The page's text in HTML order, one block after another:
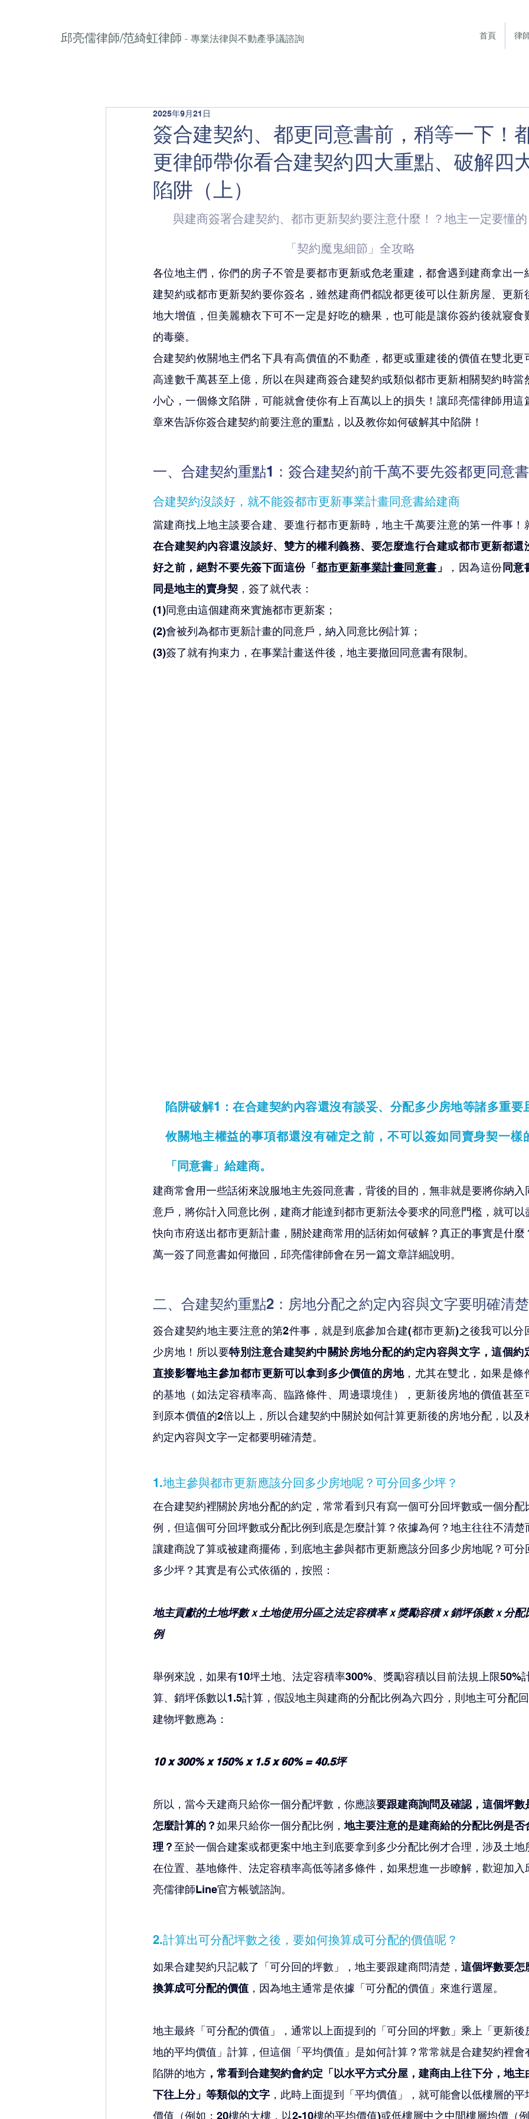
邱亮儒律師/范綺虹律師 - 專業法律與不動產爭議諮詢 首頁 律
簽合建契約、都更同意書前，稍等一下！
更律師帶你看合建契約四大重點、破解四
陷阱（上）
2025年9月21日
與建商簽署合建契約、都市更新契約要注意什麼！？地主一定要懂的
「契約魔鬼細節」全攻略
各位地主們，你們的房子不管是要都市更新或危老重建，都會遇到建商拿出一
建契約或都市更新契約要你簽名，雖然建商們都說都更後可以住新房屋、更新
地大增值，但美麗糖衣下可不一定是好吃的糖果，也可能是讓你簽約後就寢食
的毒藥。
合建契約攸關地主們名下具有高價值的不動產，都更或重建後的價值在雙北更
高達數千萬甚至上億，所以在與建商簽合建契約或類似都市更新相關契約時當
小心，一個條文陷阱，可能就會使你有上百萬以上的損失！讓邱亮儒律師用這
章來告訴你簽合建契約前要注意的重點，以及教你如何破解其中陷阱！
一、合建契約重點1：簽合建契約前千萬不要先簽都更同意書
合建契約沒談好，就不能簽都市更新事業計畫同意書給建商
當建商找上地主談要合建、要進行都市更新時，地主千萬要注意的第一件事！
在合建契約內容還沒談好、雙方的權利義務、要怎麼進行合建或都市更新都還
好之前，絕對不要先簽下面這份「都市更新事業計畫同意書 」 ，因為這份同意
同是地主的賣身契 ，簽了就代表：
(1)同意由這個建商來實施都市更新案；
(2)會被列為都市更新計畫的同意戶，納入同意比例計算；
(3)簽了就有拘束力，在事業計畫送件後，地主要撤回同意書有限制。
陷阱破解1：在合建契約內容還沒有談妥、分配多少房地等諸多重要
攸關地主權益的事項都還沒有確定之前，不可以簽如同賣身契一樣
「同意書」給建商。
建商常會用一些話術來說服地主先簽同意書，背後的目的，無非就是要將你納入
意戶，將你計入同意比例，建商才能達到都市更新法令要求的同意門檻，就可以
快向市府送出都市更新計畫，關於建商常用的話術如何破解？真正的事實是什麼
萬一簽了同意書如何撤回，邱亮儒律師會在另一篇文章詳細說明。
二、合建契約重點2：房地分配之約定內容與文字要明確清楚
簽合建契約地主要注意的第2件事，就是到底參加合建(都市更新)之後我可以分
少房地！所以要特別注意合建契約中關於房地分配的約定內容與文字，這個約
直接影響地主參加都市更新可以拿到多少價值的房地，尤其在雙北，如果是條
的基地（如法定容積率高、臨路條件、周邊環境佳），更新後房地的價值甚至
到原本價值的2倍以上，所以合建契約中關於如何計算更新後的房地分配，以及
約定內容與文字一定都要明確清楚。
1.地主參與都市更新應該分回多少房地呢？可分回多少坪？
在合建契約裡關於房地分配的約定，常常看到只有寫一個可分回坪數或一個分配
例，但這個可分回坪數或分配比例到底是怎麼計算？依據為何？地主往往不清楚
讓建商說了算或被建商擺佈，到底地主參與都市更新應該分回多少房地呢？可分
多少坪？其實是有公式依循的，按照：
地主貢獻的土地坪數ｘ土地使用分區之法定容積率ｘ獎勵容積ｘ銷坪係數ｘ分配
例
舉例來說，如果有10坪土地、法定容積率300%、獎勵容積以目前法規上限50%
算、銷坪係數以1.5計算，假設地主與建商的分配比例為六四分，則地主可分配
建物坪數應為：
10 x 300% x 150% x 1.5 x 60% = 40.5坪
所以，當今天建商只給你一個分配坪數，你應該要跟建商詢問及確認，這個坪數
怎麼計算的？如果只給你一個分配比例，地主要注意的是建商給的分配比例是否
理？至於一個合建案或都更案中地主到底要拿到多少分配比例才合理，涉及土地
在位置、基地條件、法定容積率高低等諸多條件，如果想進一步瞭解，歡迎加入
亮儒律師Line官方帳號諮詢。
2.計算出可分配坪數之後，要如何換算成可分配的價值呢？
如果合建契約只記載了「可分回的坪數」，地主要跟建商問清楚， 這個坪數要怎
換算成可分配的價值 ，因為地主通常是依據「可分配的價值」來進行選屋。
地主最終「可分配的價值」，通常以上面提到的「可分回的坪數」乘上「更新後
地的平均價值」計算，但這個「平均價值」是如何計算？常常就是合建契約裡會
陷阱的地方 ，常看到合建契約會約定「以水平方式分屋，建商由上往下分，地主
下往上分」等類似的文字 ，此時上面提到「平均價值」，就可能會以低樓層的平
價值（例如：20樓的大樓，以2-10樓的平均價值)或低樓層中之中間樓層均價（例